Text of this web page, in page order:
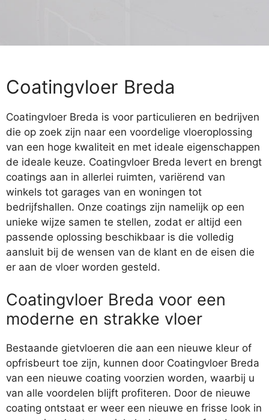
Coatingvloer Breda
Coatingvloer Breda is voor particulieren en bedrijven
die op zoek zijn naar een voordelige vloeroplossing
van een hoge kwaliteit en met ideale eigenschappen
de ideale keuze. Coatingvloer Breda levert en brengt
coatings aan in allerlei ruimten, variërend van
winkels tot garages van en woningen tot
bedrijfshallen. Onze coatings zijn namelijk op een
unieke wijze samen te stellen, zodat er altijd een
passende oplossing beschikbaar is die volledig
aansluit bij de wensen van de klant en de eisen die
er aan de vloer worden gesteld.
Coatingvloer Breda voor een
moderne en strakke vloer
Bestaande gietvloeren die aan een nieuwe kleur of
opfrisbeurt toe zijn, kunnen door Coatingvloer Breda
van een nieuwe coating voorzien worden, waarbij u
van alle voordelen blijft profiteren. Door de nieuwe
coating ontstaat er weer een nieuwe en frisse look in